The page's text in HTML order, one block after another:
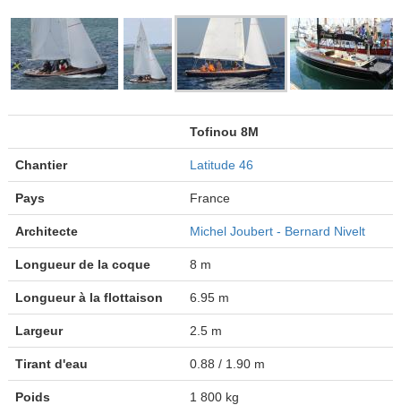
Tofinou 8M
Chantier Latitude 46
Pays France
Architecte Michel Joubert - Bernard Nivelt
Longueur de la coque 8 m
Longueur à la flottaison 6.95 m
Largeur 2.5 m
Tirant d'eau 0.88 / 1.90 m
Poids 1 800 kg